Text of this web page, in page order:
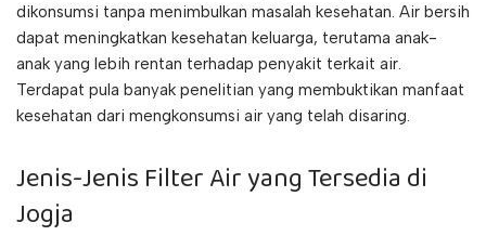
dikonsumsi tanpa menimbulkan masalah kesehatan. Air bersih
dapat meningkatkan kesehatan keluarga, terutama anak-
anak yang lebih rentan terhadap penyakit terkait air.
Terdapat pula banyak penelitian yang membuktikan manfaat
kesehatan dari mengkonsumsi air yang telah disaring.
Jenis-Jenis Filter Air yang Tersedia di
Jogja